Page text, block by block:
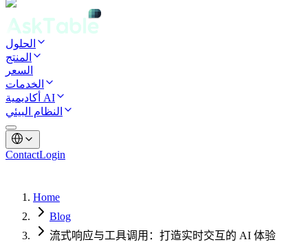
الحلول
المنتج
السعر
الخدمات
أكاديمية AI
النظام البيئي
ContactLogin
Home
Blog
流式响应与工具调用：打造实时交互的 AI 体验